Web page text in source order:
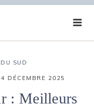
SUD
4 DÉCEMBRE 2025
: Meilleurs